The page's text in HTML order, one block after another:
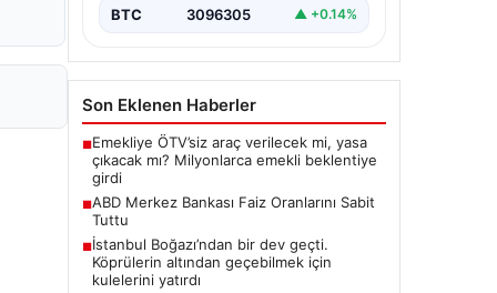
BTC 3096305 ▲ +0.14%
Son Eklenen Haberler
■Emekliye ÖTV’siz araç verilecek mi, yasa
çıkacak mı? Milyonlarca emekli beklentiye
girdi
■ABD Merkez Bankası Faiz Oranlarını Sabit
Tuttu
■İstanbul Boğazı’ndan bir dev geçti.
Köprülerin altından geçebilmek için
kulelerini yatırdı